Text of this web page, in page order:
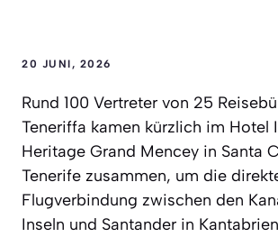
20 JUNI, 2026
Rund 100 Vertreter von 25
Teneriffa kamen kürzlich im Hotel
Heritage Grand Mencey in Santa
Tenerife zusammen, um die
Flugverbindung zwischen den
Inseln und Santander in